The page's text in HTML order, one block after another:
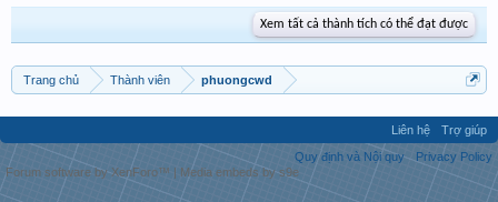
Xem tất cả thành tích có thể đạt được
Trang chủ Thành viên phuongcwd
Liên hệ
Trợ giúp
Quy định và Nội quy
Privacy Policy
Forum software by XenForo™ | Media embeds by s9e